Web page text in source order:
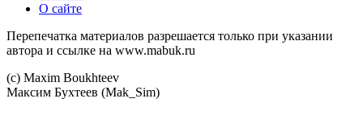
О сайте
Перепечатка материалов разрешается только при указании
автора и ссылке на www.mabuk.ru
(c) Maхim Boukhteev
Максим Бухтеев (Mak_Sim)